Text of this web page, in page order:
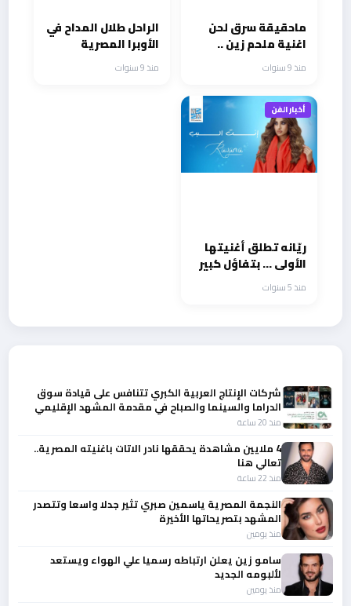
ماحقيقة سرق لحن
اغنية ملحم زين ..
ضلي ضحكي .. من
اغنية ماجد المهندس
.. انا بلياك
منذ 9 سنوات
الراحل طلال المداح في
الأوبرا المصرية
منذ 9 سنوات
أخبار الفن
ريّانه تطلق أغنيتها
الأولى … بتفاؤل كبير
وبشهادة كبار النجوم
العرب
منذ 5 سنوات
شركات الإنتاج العربية الكبري تتنافس على قيادة سوق
الدراما والسينما والصباح في مقدمة المشهد الإقليمي
منذ 20 ساعة
4 ملايين مشاهدة يحققها نادر الاتات باغنيته المصرية..
تعالي هنا
منذ 22 ساعة
النجمة المصرية ياسمين صبري تثير جدلا واسعا وتتصدر
المشهد بتصريحاتها الأخيرة
منذ يومين
سامو زين يعلن ارتباطه رسميا علي الهواء ويستعد
لألبومه الجديد
منذ يومين